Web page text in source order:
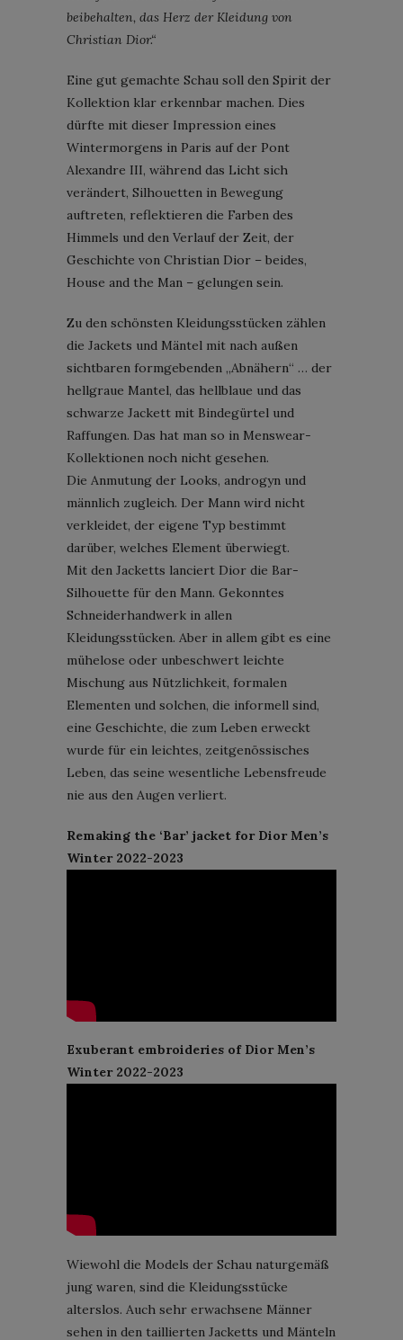
beibehalten, das Herz der Kleidung von
Christian Dior.“
Eine gut gemachte Schau soll den Spirit der
Kollektion klar erkennbar machen. Dies
dürfte mit dieser Impression eines
Wintermorgens in Paris auf der Pont
Alexandre III, während das Licht sich
verändert, Silhouetten in Bewegung
auftreten, reflektieren die Farben des
Himmels und den Verlauf der Zeit, der
Geschichte von Christian Dior – beides,
House and the Man – gelungen sein.
Zu den schönsten Kleidungsstücken zählen
die Jackets und Mäntel mit nach außen
sichtbaren formgebenden „Abnähern“ … der
hellgraue Mantel, das hellblaue und das
schwarze Jackett mit Bindegürtel und
Raffungen. Das hat man so in Menswear-
Kollektionen noch nicht gesehen.
Die Anmutung der Looks, androgyn und
männlich zugleich. Der Mann wird nicht
verkleidet, der eigene Typ bestimmt
darüber, welches Element überwiegt.
Mit den Jacketts lanciert Dior die Bar-
Silhouette für den Mann. Gekonntes
Schneiderhandwerk in allen
Kleidungsstücken. Aber in allem gibt es eine
mühelose oder unbeschwert leichte
Mischung aus Nützlichkeit, formalen
Elementen und solchen, die informell sind,
eine Geschichte, die zum Leben erweckt
wurde für ein leichtes, zeitgenössisches
Leben, das seine wesentliche Lebensfreude
nie aus den Augen verliert.
Remaking the ‘Bar’ jacket for Dior Men’s
Winter 2022-2023
Exuberant embroideries of Dior Men’s
Winter 2022-2023
Wiewohl die Models der Schau naturgemäß
jung waren, sind die Kleidungsstücke
alterslos. Auch sehr erwachsene Männer
sehen in den taillierten Jacketts und Mänteln